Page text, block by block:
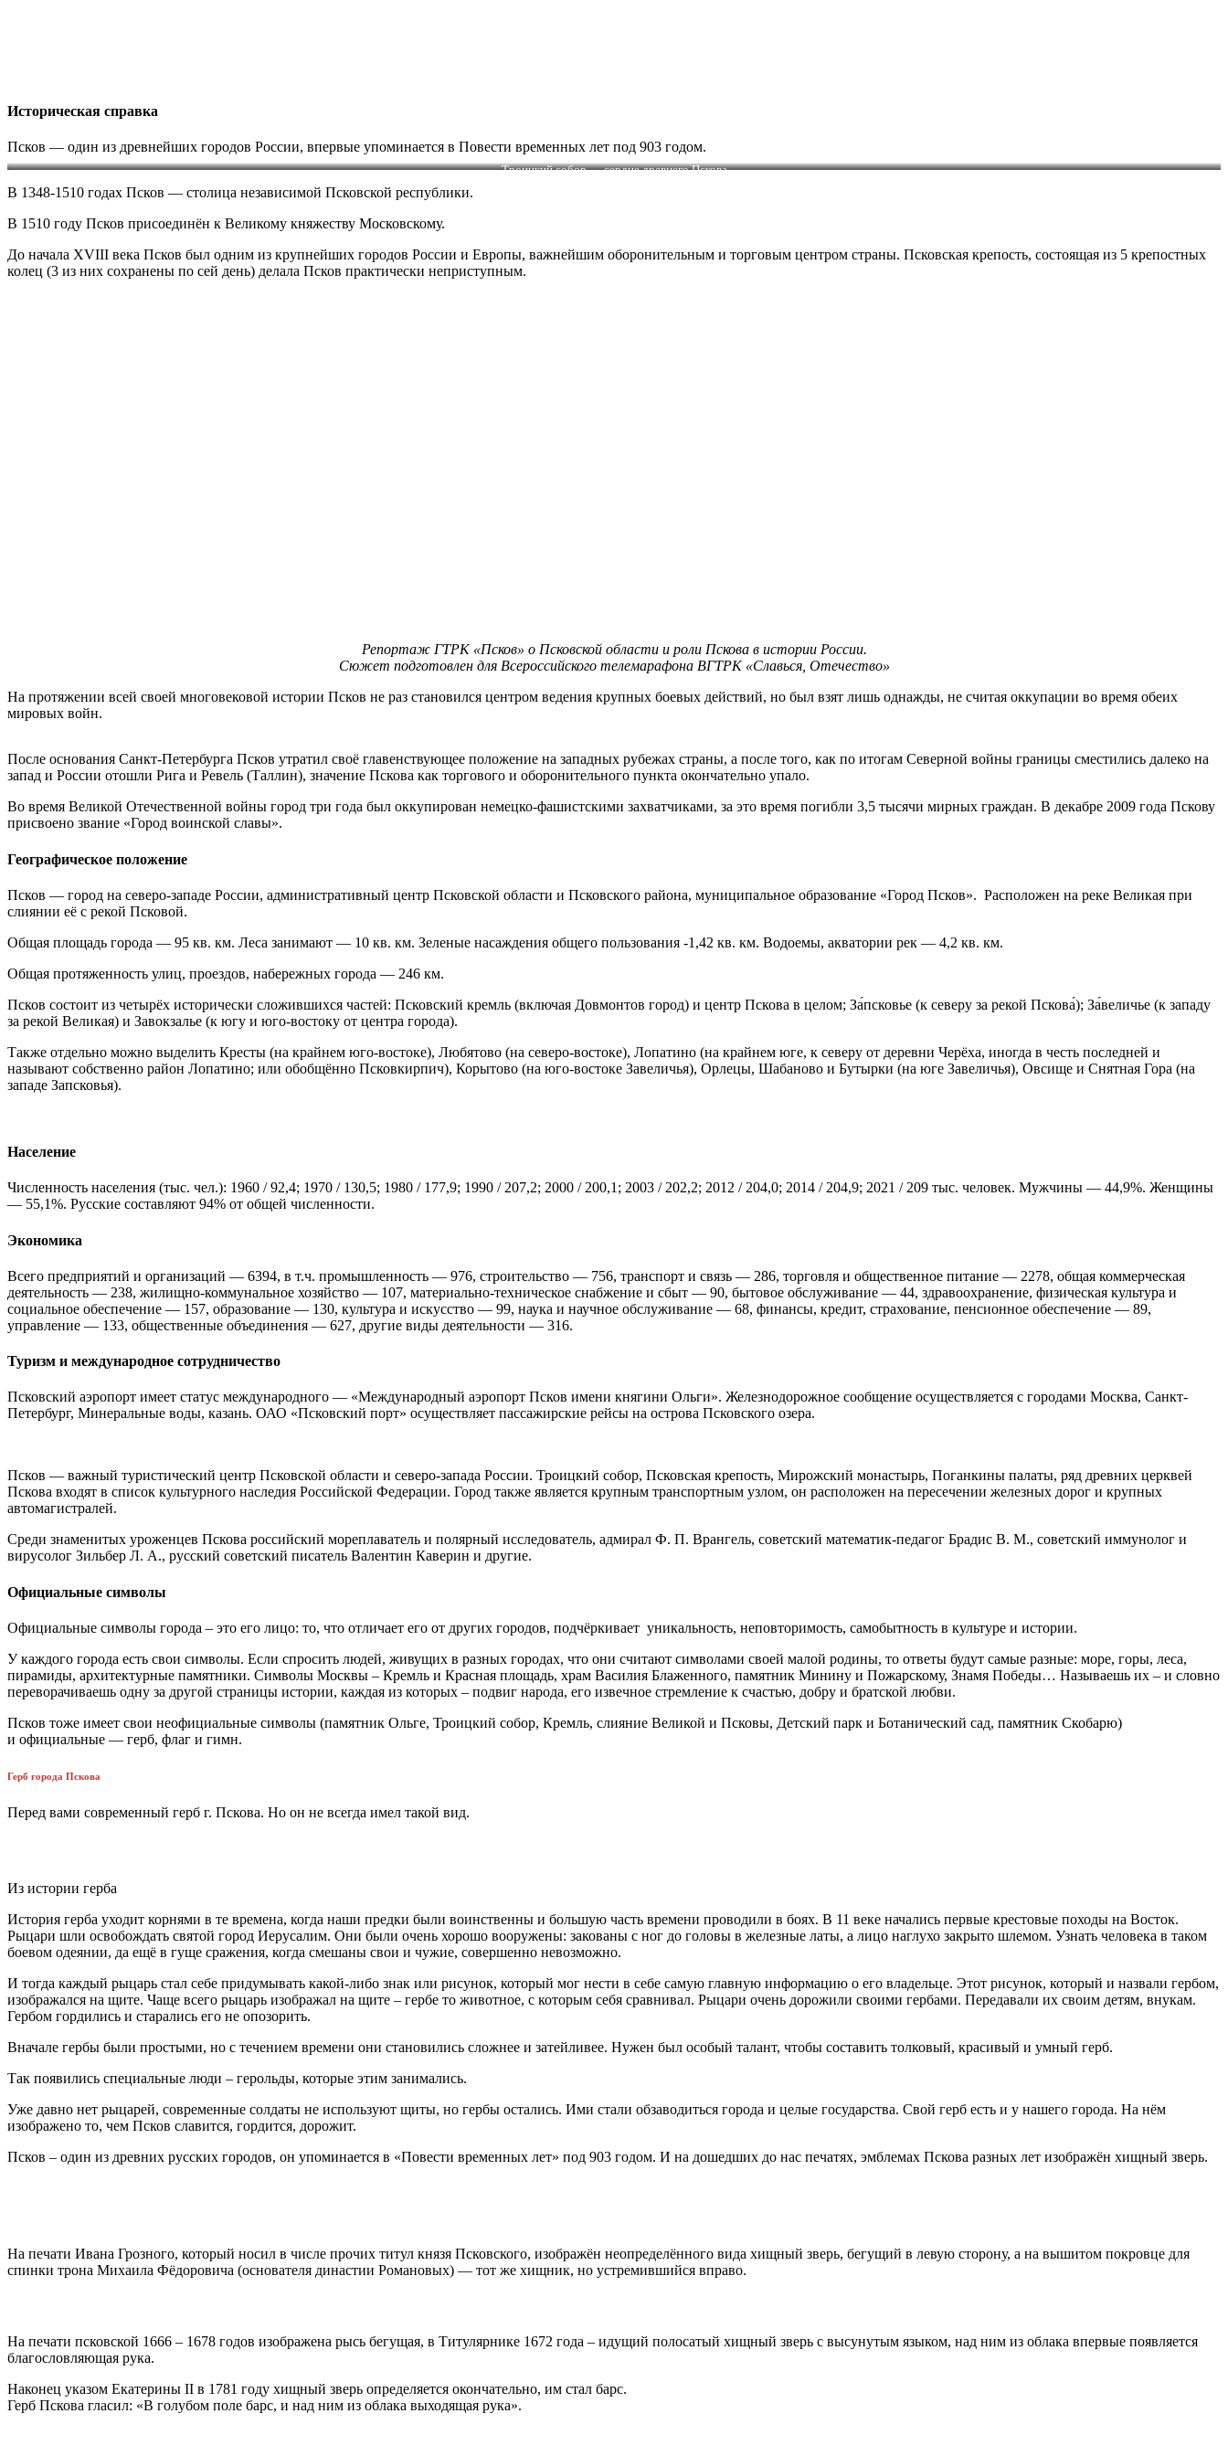
Историческая справка
Псков — один из древнейших городов России, впервые упоминается в Повести временных лет под 903 годом.
Троицкий собор — сердце древнего Пскова
В 1348-1510 годах Псков — столица независимой Псковской республики.
В 1510 году Псков присоединён к Великому княжеству Московскому.
До начала XVIII века Псков был одним из крупнейших городов России и Европы, важнейшим оборонительным и торговым центром страны. Псковская крепость, состоящая из 5 крепостных
колец (3 из них сохранены по сей день) делала Псков практически неприступным.
Репортаж ГТРК «Псков» о Псковской области и роли Пскова в истории России.
Сюжет подготовлен для Всероссийского телемарафона ВГТРК «Славься, Отечество»
На протяжении всей своей многовековой истории Псков не раз становился центром ведения крупных боевых действий, но был взят лишь однажды, не считая оккупации во время обеих
мировых войн.
После основания Санкт-Петербурга Псков утратил своё главенствующее положение на западных рубежах страны, а после того, как по итогам Северной войны границы сместились далеко на
запад и России отошли Рига и Ревель (Таллин), значение Пскова как торгового и оборонительного пункта окончательно упало.
Во время Великой Отечественной войны город три года был оккупирован немецко-фашистскими захватчиками, за это время погибли 3,5 тысячи мирных граждан. В декабре 2009 года Пскову
присвоено звание «Город воинской славы».
Географическое положение
Псков — город на северо-западе России, административный центр Псковской области и Псковского района, муниципальное образование «Город Псков». Расположен на реке Великая при
слиянии её с рекой Псковой.
Общая площадь города — 95 кв. км. Леса занимают — 10 кв. км. Зеленые насаждения общего пользования -1,42 кв. км. Водоемы, акватории рек — 4,2 кв. км.
Общая протяженность улиц, проездов, набережных города — 246 км.
Псков состоит из четырёх исторически сложившихся частей: Псковский кремль (включая Довмонтов город) и центр Пскова в целом; За́псковье (к северу за рекой Пскова́); За́величье (к западу
за рекой Великая) и Завокзалье (к югу и юго-востоку от центра города).
Также отдельно можно выделить Кресты (на крайнем юго-востоке), Любятово (на северо-востоке), Лопатино (на крайнем юге, к северу от деревни Черёха, иногда в честь последней и
называют собственно район Лопатино; или обобщённо Псковкирпич), Корытово (на юго-востоке Завеличья), Орлецы, Шабаново и Бутырки (на юге Завеличья), Овсище и Снятная Гора (на
западе Запсковья).
Население
Численность населения (тыс. чел.): 1960 / 92,4; 1970 / 130,5; 1980 / 177,9; 1990 / 207,2; 2000 / 200,1; 2003 / 202,2; 2012 / 204,0; 2014 / 204,9; 2021 / 209 тыс. человек. Мужчины — 44,9%. Женщины
— 55,1%. Русские составляют 94% от общей численности.
Экономика
Всего предприятий и организаций — 6394, в т.ч. промышленность — 976, строительство — 756, транспорт и связь — 286, торговля и общественное питание — 2278, общая коммерческая
деятельность — 238, жилищно-коммунальное хозяйство — 107, материально-техническое снабжение и сбыт — 90, бытовое обслуживание — 44, здравоохранение, физическая культура и
социальное обеспечение — 157, образование — 130, культура и искусство — 99, наука и научное обслуживание — 68, финансы, кредит, страхование, пенсионное обеспечение — 89,
управление — 133, общественные объединения — 627, другие виды деятельности — 316.
Туризм и международное сотрудничество
Псковский аэропорт имеет статус международного — «Международный аэропорт Псков имени княгини Ольги». Железнодорожное сообщение осуществляется с городами Москва, Санкт-
Петербург, Минеральные воды, казань. ОАО «Псковский порт» осуществляет пассажирские рейсы на острова Псковского озера.
Псков — важный туристический центр Псковской области и северо-запада России. Троицкий собор, Псковская крепость, Мирожский монастырь, Поганкины палаты, ряд древних церквей
Пскова входят в список культурного наследия Российской Федерации. Город также является крупным транспортным узлом, он расположен на пересечении железных дорог и крупных
автомагистралей.
Среди знаменитых уроженцев Пскова российский мореплаватель и полярный исследователь, адмирал Ф. П. Врангель, советский математик-педагог Брадис В. М., советский иммунолог и
вирусолог Зильбер Л. А., русский советский писатель Валентин Каверин и другие.
Официальные символы
Официальные символы города – это его лицо: то, что отличает его от других городов, подчёркивает уникальность, неповторимость, самобытность в культуре и истории.
У каждого города есть свои символы. Если спросить людей, живущих в разных городах, что они считают символами своей малой родины, то ответы будут самые разные: море, горы, леса,
пирамиды, архитектурные памятники. Символы Москвы – Кремль и Красная площадь, храм Василия Блаженного, памятник Минину и Пожарскому, Знамя Победы… Называешь их – и словно
переворачиваешь одну за другой страницы истории, каждая из которых – подвиг народа, его извечное стремление к счастью, добру и братской любви.
Псков тоже имеет свои неофициальные символы (памятник Ольге, Троицкий собор, Кремль, слияние Великой и Псковы, Детский парк и Ботанический сад, памятник Скобарю)
и официальные — герб, флаг и гимн.
Герб города Пскова
Перед вами современный герб г. Пскова. Но он не всегда имел такой вид.
Из истории герба
История герба уходит корнями в те времена, когда наши предки были воинственны и большую часть времени проводили в боях. В 11 веке начались первые крестовые походы на Восток.
Рыцари шли освобождать святой город Иерусалим. Они были очень хорошо вооружены: закованы с ног до головы в железные латы, а лицо наглухо закрыто шлемом. Узнать человека в таком
боевом одеянии, да ещё в гуще сражения, когда смешаны свои и чужие, совершенно невозможно.
И тогда каждый рыцарь стал себе придумывать какой-либо знак или рисунок, который мог нести в себе самую главную информацию о его владельце. Этот рисунок, который и назвали гербом,
изображался на щите. Чаще всего рыцарь изображал на щите – гербе то животное, с которым себя сравнивал. Рыцари очень дорожили своими гербами. Передавали их своим детям, внукам.
Гербом гордились и старались его не опозорить.
Вначале гербы были простыми, но с течением времени они становились сложнее и затейливее. Нужен был особый талант, чтобы составить толковый, красивый и умный герб.
Так появились специальные люди – герольды, которые этим занимались.
Уже давно нет рыцарей, современные солдаты не используют щиты, но гербы остались. Ими стали обзаводиться города и целые государства. Свой герб есть и у нашего города. На нём
изображено то, чем Псков славится, гордится, дорожит.
Псков – один из древних русских городов, он упоминается в «Повести временных лет» под 903 годом. И на дошедших до нас печатях, эмблемах Пскова разных лет изображён хищный зверь.
На печати Ивана Грозного, который носил в числе прочих титул князя Псковского, изображён неопределённого вида хищный зверь, бегущий в левую сторону, а на вышитом покровце для
спинки трона Михаила Фёдоровича (основателя династии Романовых) — тот же хищник, но устремившийся вправо.
На печати псковской 1666 – 1678 годов изображена рысь бегущая, в Титулярнике 1672 года – идущий полосатый хищный зверь с высунутым языком, над ним из облака впервые появляется
благословляющая рука.
Наконец указом Екатерины II в 1781 году хищный зверь определяется окончательно, им стал барс.
Герб Пскова гласил: «В голубом поле барс, и над ним из облака выходящая рука».